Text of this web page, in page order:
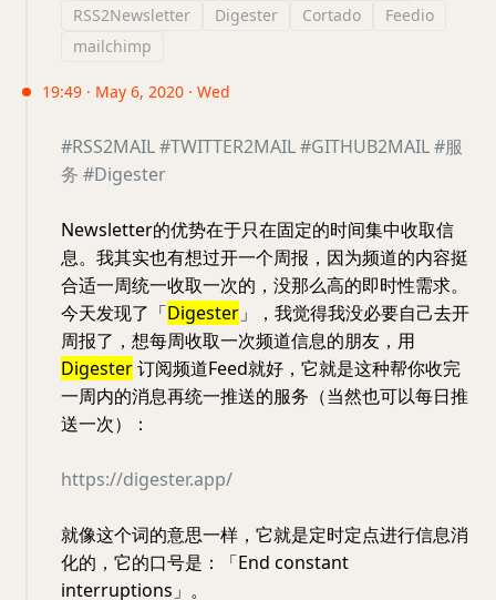
RSS2Newsletter
Digester Cortado
Feedio
mailchimp
19:49 · May 6, 2020 · Wed
#RSS2MAIL#TWITTER2MAIL#GITHUB2MAIL#服
务 #Digester
Newsletter的优势在于只在固定的时间集中收取信
息。我其实也有想过开一个周报，因为频道的内容挺
合适一周统一收取一次的，没那么高的即时性需求。
今天发现了「Digester」，我觉得我没必要自己去开
周报了，想每周收取一次频道信息的朋友，用
Digester订阅频道Feed就好，它就是这种帮你收完
一周内的消息再统一推送的服务（当然也可以每日推
送一次）：
https://digester.app/
就像这个词的意思一样，它就是定时定点进行信息消
化的，它的口号是：「End constant
interruptions」。